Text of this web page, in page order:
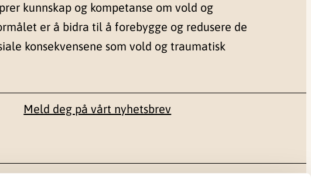
kunnskap og kompetanse om vold og
er å bidra til å forebygge og redusere de
konsekvensene som vold og traumatisk
Meld deg på vårt nyhetsbrev